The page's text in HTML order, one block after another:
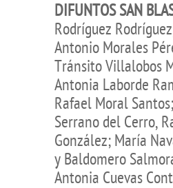
DIFUNTOS SAN
Rodríguez
Antonio Morales
Tránsito Villalobos
Antonia Laborde
Rafael Moral
Serrano del Cerro,
González; María
y Baldomero
Antonia Cuevas